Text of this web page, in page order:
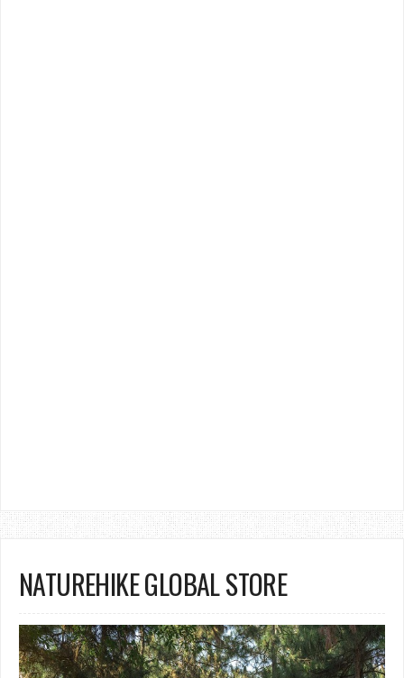
NATUREHIKE GLOBAL STORE